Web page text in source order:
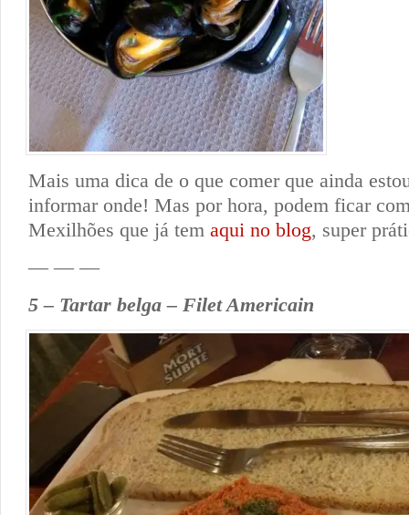
Mais uma dica de o que comer que ainda
informar onde! Mas por hora, podem ficar
Mexilhões que já tem aqui no blog, super
— — —
5 – Tartar belga – Filet Americain